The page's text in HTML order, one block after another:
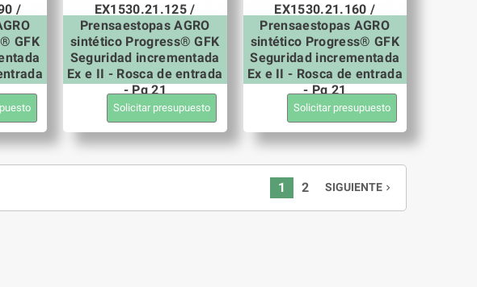
/
GFK
EX1530.21.125 /
Prensaestopas AGRO
sintético Progress® GFK
Seguridad incrementada
Ex e II - Rosca de entrada
- Pg 21
Solicitar presupuesto
EX1530.21.160 /
Prensaestopas AGRO
sintético Progress® GFK
Seguridad incrementada
Ex e II - Rosca de entrada
- Pg 21
Solicitar presupuesto
1 2 SIGUIENTE